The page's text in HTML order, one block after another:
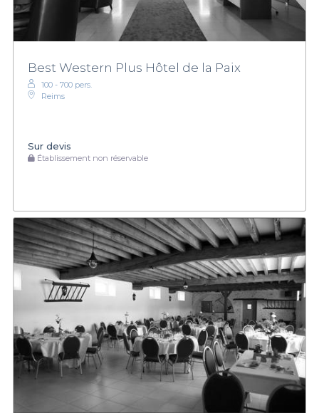
Best Western Plus Hôtel de la Paix
100 - 700 pers.
Reims
Sur devis
Établissement non réservable